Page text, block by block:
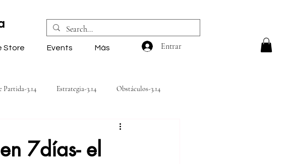
Store Events Más Entrar
Partida-3.14 Estrategia-3.14 Obstáculos-3.14
7días- el